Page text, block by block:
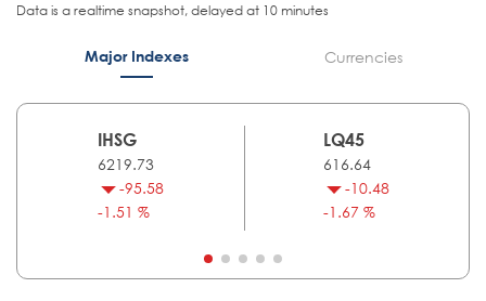
Data is a realtime snapshot, delayed at 10 minutes
Major Indexes Currencies
IHSG
6219.73
-95.58
-1.51 %
LQ45
616.64
-10.48
-1.67 %